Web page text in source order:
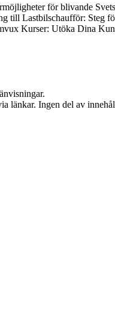
för blivande
till Lastbilschaufför: Steg
Kurser: Utöka Dina
länkar. Ingen del av